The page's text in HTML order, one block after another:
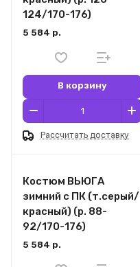
124/170-176)
5 584 р.
В корзину
Рассчитать доставку
Костюм ВЬЮГА
зимний с ПК (т.серый/
красный) (р. 88-
92/170-176)
5 584 р.